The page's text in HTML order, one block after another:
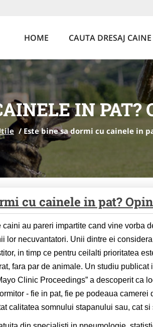
HOME CAUTA DRESAJ CAINE
IN PAT?
/Este bine sa dormi cu cainele in
cu cainele in pat?
caini au pareri impartite cand vine vorba
lor necuvantatori. Unii dintre ei
in timp ce pentru ceilalti prioritatea
fara par de animale. Un studiu publicat
Clinic Proceedings” a descoperit ca
- fie in pat, fie pe podeaua camerei
calitatea somnului stapanului sau, cat si